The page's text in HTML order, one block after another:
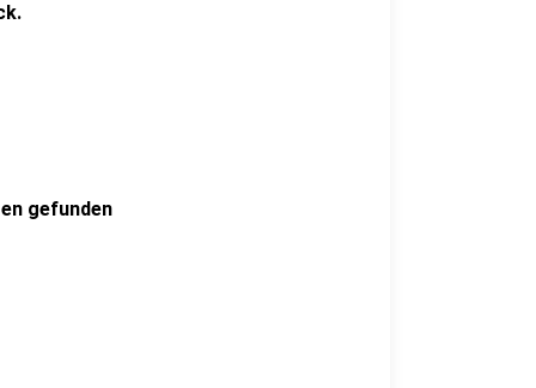
gefunden